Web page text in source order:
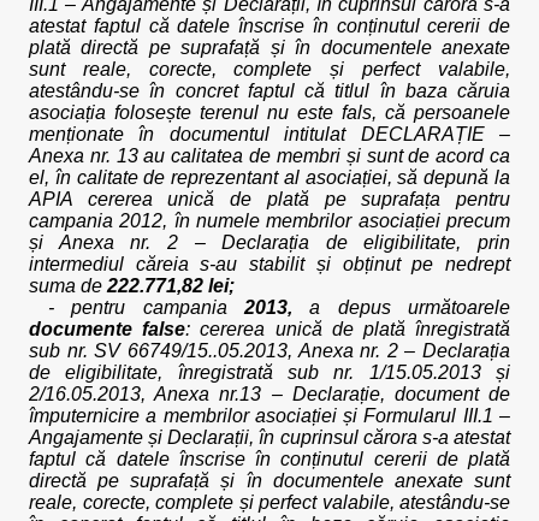
III.1 – Angajamente și Declarații, în cuprinsul cărora s-a
atestat faptul că datele înscrise în conținutul cererii de
plată directă pe suprafață și în documentele anexate
sunt reale, corecte, complete și perfect valabile,
atestându-se în concret faptul că titlul în baza căruia
asociația folosește terenul nu este fals, că persoanele
menționate în documentul intitulat DECLARAȚIE –
Anexa nr. 13 au calitatea de membri și sunt de acord ca
el, în calitate de reprezentant al asociației, să depună la
APIA cererea unică de plată pe suprafața pentru
campania 2012, în numele membrilor asociației precum
și Anexa nr. 2 – Declarația de eligibilitate, prin
intermediul căreia s-au stabilit și obținut pe nedrept
suma de 222.771,82 lei;
- pentru campania 2013, a depus următoarele
documente false: cererea unică de plată înregistrată
sub nr. SV 66749/15..05.2013, Anexa nr. 2 – Declarația
de eligibilitate, înregistrată sub nr. 1/15.05.2013 și
2/16.05.2013, Anexa nr.13 – Declarație, document de
împuternicire a membrilor asociației și Formularul III.1 –
Angajamente și Declarații, în cuprinsul cărora s-a atestat
faptul că datele înscrise în conținutul cererii de plată
directă pe suprafață și în documentele anexate sunt
reale, corecte, complete și perfect valabile, atestându-se